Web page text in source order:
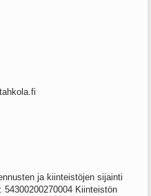
ja kiinteistöjen sijainti
Kiinteistön